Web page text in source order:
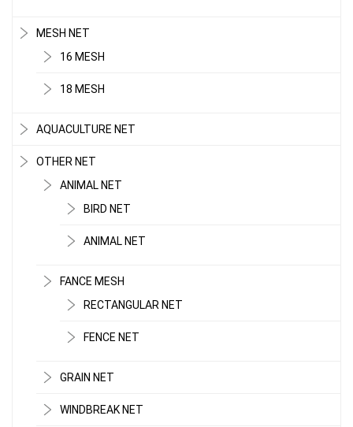
MESH NET
16 MESH
18 MESH
AQUACULTURE NET
OTHER NET
ANIMAL NET
BIRD NET
ANIMAL NET
FANCE MESH
RECTANGULAR NET
FENCE NET
GRAIN NET
WINDBREAK NET